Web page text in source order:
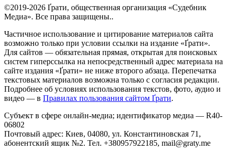
©2019-2026 Ґрати, общественная организация «Судебник
Медиа». Все права защищены..
Частичное использование и цитирование материалов сайта
возможно только при условии ссылки на издание «Ґрати».
Для сайтов — обязательная прямая, открытая для поисковых
систем гиперссылка на непосредственный адрес материала на
сайте издания «Ґрати» не ниже второго абзаца. Перепечатка
текстовых материалов возможна только с согласия редакции.
Подробнее об условиях использования текстов, фото, аудио и
видео — в Правилах пользования сайтом Ґрати.
Субъект в сфере онлайн-медиа; идентификатор медиа — R40-
06802
Почтовый адрес: Киев, 04080, ул. Константиновская 71,
абонентский ящик №2. Тел. +380957922185, mail@graty.me